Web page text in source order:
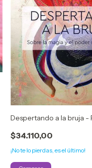
Despertando a la bruja -
$34.110,00
¡No te lo pierdas, es el último!